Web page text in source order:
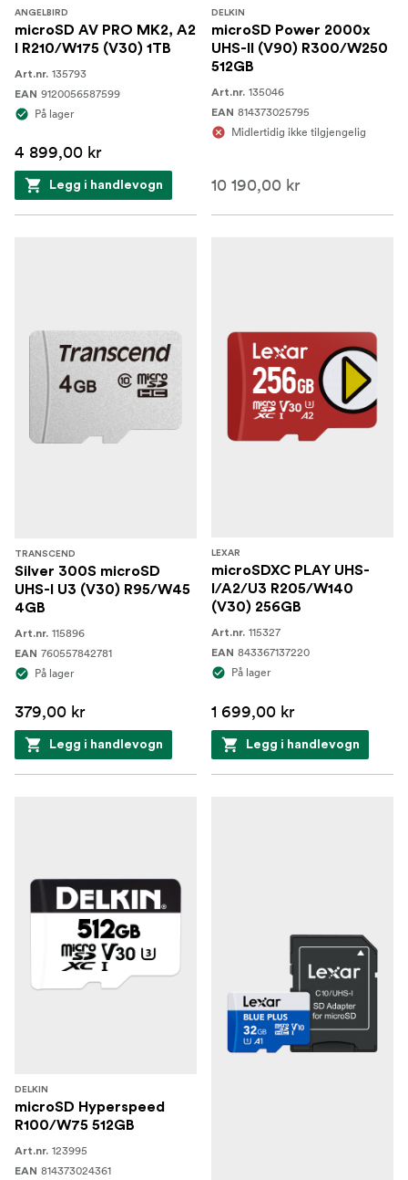
ANGELBIRD
microSD AV PRO MK2, A2
I R210/W175 (V30) 1TB
Art.nr. 135793
EAN 9120056587599
På lager
4 899,00 kr
Legg i handlevogn
DELKIN
microSD Power 2000x
UHS-II (V90) R300/W250
512GB
Art.nr. 135046
EAN 814373025795
Midlertidig ikke tilgjengelig
10 190,00 kr
TRANSCEND
Silver 300S microSD
UHS-I U3 (V30) R95/W45
4GB
Art.nr. 115896
EAN 760557842781
På lager
379,00 kr
Legg i handlevogn
LEXAR
microSDXC PLAY UHS-
I/A2/U3 R205/W140
(V30) 256GB
Art.nr. 115327
EAN 843367137220
På lager
1 699,00 kr
Legg i handlevogn
DELKIN
microSD Hyperspeed
R100/W75 512GB
Art.nr. 123995
EAN 814373024361